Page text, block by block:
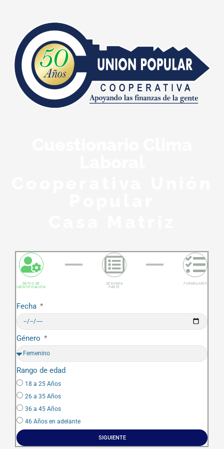
DATOS DE
IDENTIFICACIÓN
SEGUNDA
PARTE
FORMULARIO
Fecha
Género
Rango de edad
18 a 25 Años
26 a 35 Años
36 a 45 Años
46 Años en adelante
SIGUIENTE